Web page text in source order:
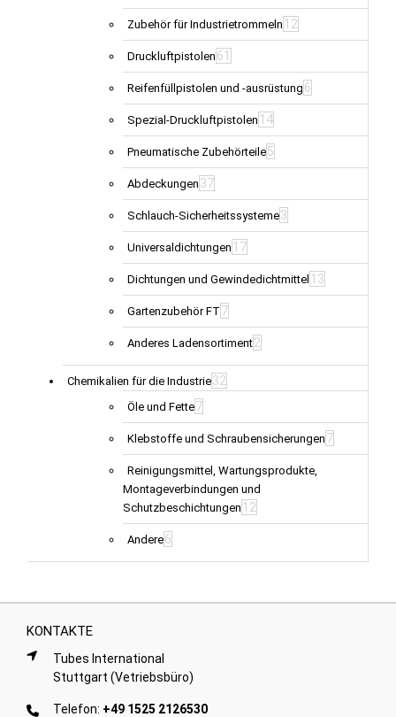
Zubehör für Industrietrommeln 12
Druckluftpistolen 61
Reifenfüllpistolen und -ausrüstung 6
Spezial-Druckluftpistolen 14
Pneumatische Zubehörteile5
Abdeckungen 37
Schlauch-Sicherheitssysteme3
Universaldichtungen 17
Dichtungen und Gewindedichtmittel 13
Gartenzubehör FT 7
Anderes Ladensortiment2
Chemikalien für die Industrie32
Öle und Fette7
Klebstoffe und Schraubensicherungen 7
Reinigungsmittel, Wartungsprodukte,
Montageverbindungen und
Schutzbeschichtungen 12
Andere6
KONTAKTE
Tubes International
Stuttgart (Vetriebsbüro)
Telefon: +49 1525 2126530